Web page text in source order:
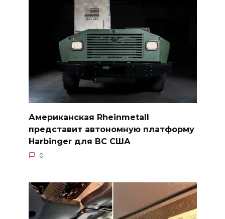
Американская Rheinmetall
представит автономную платформу
Harbinger для ВС США
0